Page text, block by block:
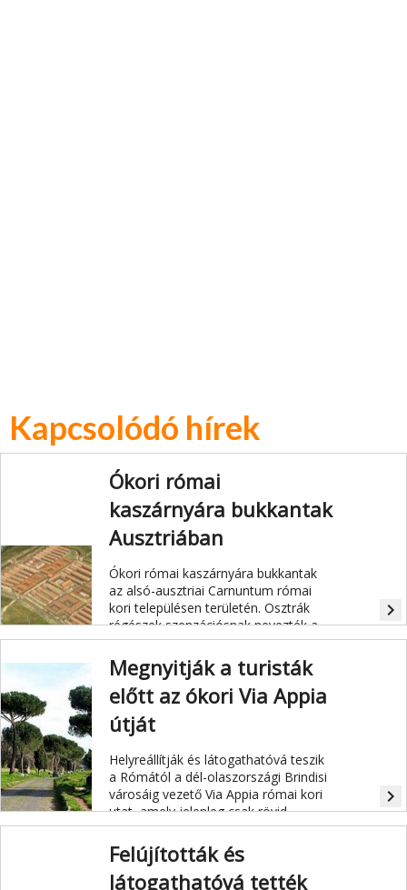
Kapcsolódó hírek
Ókori római
kaszárnyára bukkantak
Ausztriában
Ókori római kaszárnyára bukkantak
az alsó-ausztriai Carnuntum római
kori településen területén. Osztrák
régészek szenzációsnak nevezték a
leletet, mert az egykori Római
Birodalom területén egyedül itt
sikerült meghatározni mind a
helytartói palota, mind a testőrség
navigate_next
Megnyitják a turisták
előtt az ókori Via Appia
útját
Helyreállítják és látogathatóvá teszik
a Rómától a dél-olaszországi Brindisi
városáig vezető Via Appia római kori
utat, amely jelenleg csak rövid
szakaszokon járható.
navigate_next
Felújították és
látogathatóvá tették